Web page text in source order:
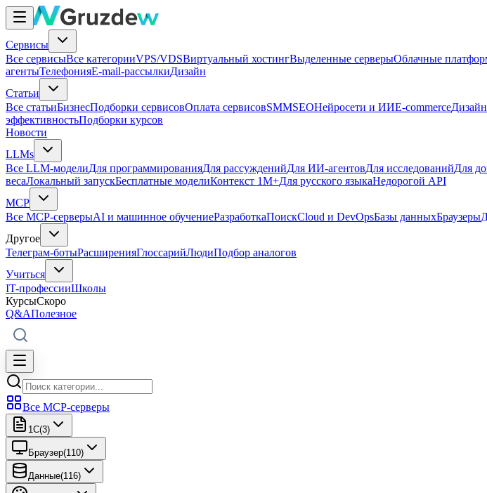
Сервисы
Все сервисыВсе категорииVPS/VDSВиртуальный хостингВыделенные серверыОблачные
агентыТелефонияE-mail-рассылкиДизайн
Статьи
Все статьиБизнесПодборки сервисовОплата сервисовSMMSEOНейросети и ИИE-commerce
эффективностьПодборки курсов
Новости
LLMs
Все LLM-моделиДля программированияДля рассужденийДля ИИ-агентовДля исследованийДля
весаЛокальный запускБесплатные моделиКонтекст 1M+Для русского языкаНедорогой API
MCP
Все MCP-серверыAI и машинное обучениеРазработкаПоискCloud и DevOpsБазы данныхБраузеры
Другое
Телеграм-ботыРасширенияГлоссарийЛюдиПодбор аналогов
Учиться
IT-профессииШколы
КурсыСкоро
Q&AПолезное
Все MCP-серверы
1C(3)
Браузер(110)
Данные(116)